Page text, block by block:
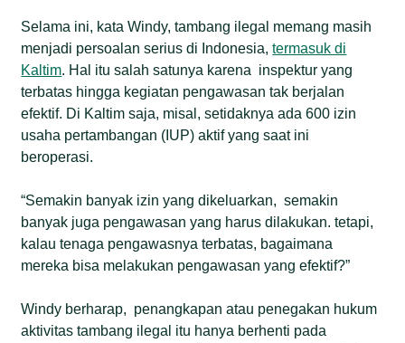
Selama ini, kata Windy, tambang ilegal memang masih
menjadi persoalan serius di Indonesia,termasuk di
Kaltim. Hal itu salah satunya karena inspektur yang
terbatas hingga kegiatan pengawasan tak berjalan
efektif. Di Kaltim saja, misal, setidaknya ada 600 izin
usaha pertambangan (IUP) aktif yang saat ini
beroperasi.
“Semakin banyak izin yang dikeluarkan, semakin
banyak juga pengawasan yang harus dilakukan. tetapi,
kalau tenaga pengawasnya terbatas, bagaimana
mereka bisa melakukan pengawasan yang efektif?”
Windy berharap, penangkapan atau penegakan hukum
aktivitas tambang ilegal itu hanya berhenti pada